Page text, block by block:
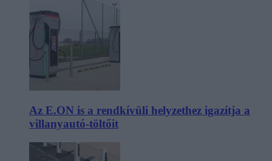
Az E.ON is a rendkívüli helyzethez igazítja a
villanyautó-töltőit